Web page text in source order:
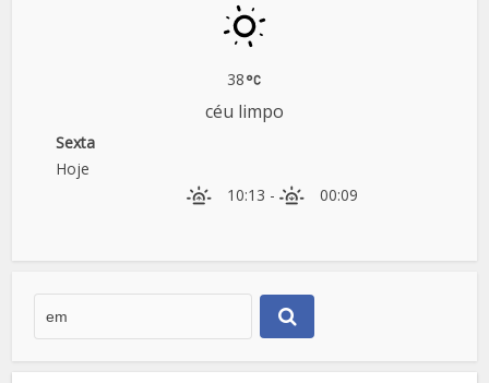
38
céu limpo
Sexta
Hoje
10:13 - 00:09